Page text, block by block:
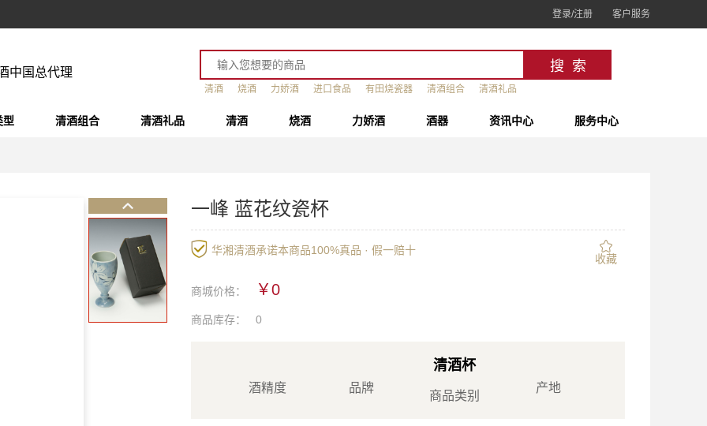
登录/注册 客户服务
中国总代理
清酒 烧酒 力娇酒 进口食品 有田烧瓷器 清酒组合 清酒礼品
型 清酒组合 清酒礼品 清酒 烧酒 力娇酒 酒器 资讯中心 服务中心
一峰 蓝花纹瓷杯
华湘清酒承诺本商品100%真品 · 假一赔十
收藏
商城价格： ￥0
商品库存： 0
酒精度 品牌
清酒杯
商品类别
产地